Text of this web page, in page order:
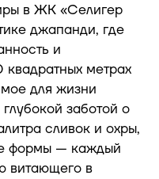
в ЖК «Селигер
джапанди, где
и
метрах
для жизни
заботой о
сливок и охры,
формы — каждый
витающего в